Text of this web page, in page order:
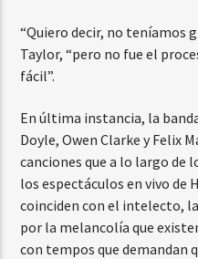
“Quiero decir, no teníamos
Taylor, “pero no fue el
fácil”.
En última instancia, la
Doyle, Owen Clarke y Felix
canciones que a lo largo de
los espectáculos en vivo de
coinciden con el intelecto,
por la melancolía que
con tempos que demandan